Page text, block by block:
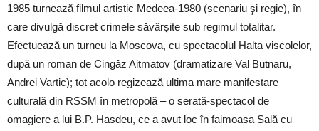
1985 turnează filmul artistic Medeea-1980 (scenariu şi regie), în
care divulgă discret crimele săvârşite sub regimul totalitar.
Efectuează un turneu la Moscova, cu spectacolul Halta viscolelor,
după un roman de Cingâz Aitmatov (dramatizare Val Butnaru,
Andrei Vartic); tot acolo regizează ultima mare manifestare
culturală din RSSM în metropolă – o serată-spectacol de
omagiere a lui B.P. Hasdeu, ce a avut loc în faimoasa Sală cu